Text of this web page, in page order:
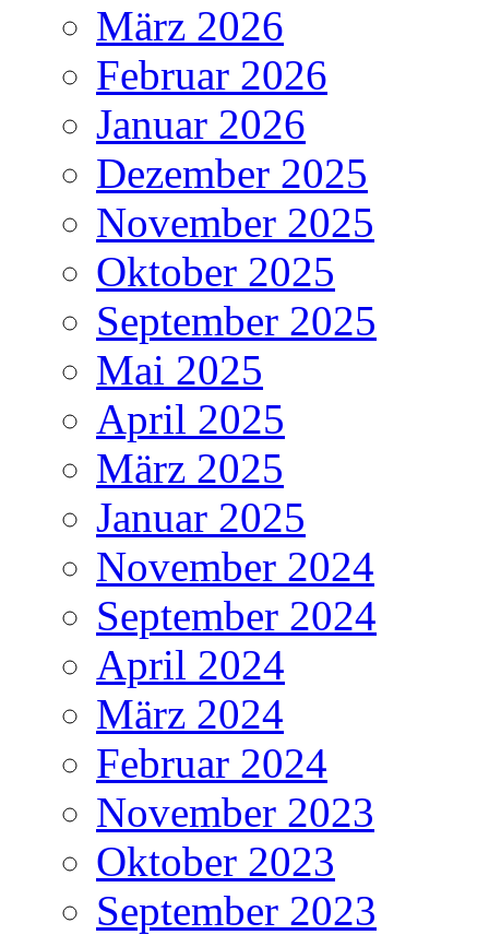
März 2026
Februar 2026
Januar 2026
Dezember 2025
November 2025
Oktober 2025
September 2025
Mai 2025
April 2025
März 2025
Januar 2025
November 2024
September 2024
April 2024
März 2024
Februar 2024
November 2023
Oktober 2023
September 2023